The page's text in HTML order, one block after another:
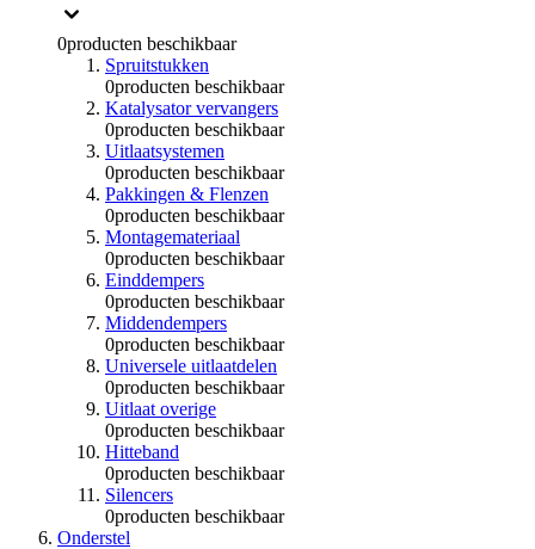
0producten beschikbaar
Spruitstukken
0producten beschikbaar
Katalysator vervangers
0producten beschikbaar
Uitlaatsystemen
0producten beschikbaar
Pakkingen & Flenzen
0producten beschikbaar
Montagemateriaal
0producten beschikbaar
Einddempers
0producten beschikbaar
Middendempers
0producten beschikbaar
Universele uitlaatdelen
0producten beschikbaar
Uitlaat overige
0producten beschikbaar
Hitteband
0producten beschikbaar
Silencers
0producten beschikbaar
Onderstel